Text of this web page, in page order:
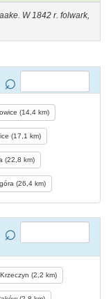
W 1842 r. folwark,
(14,4 km)
(17,1 km)
(22,8 km)
(26,4 km)
(2,2 km)